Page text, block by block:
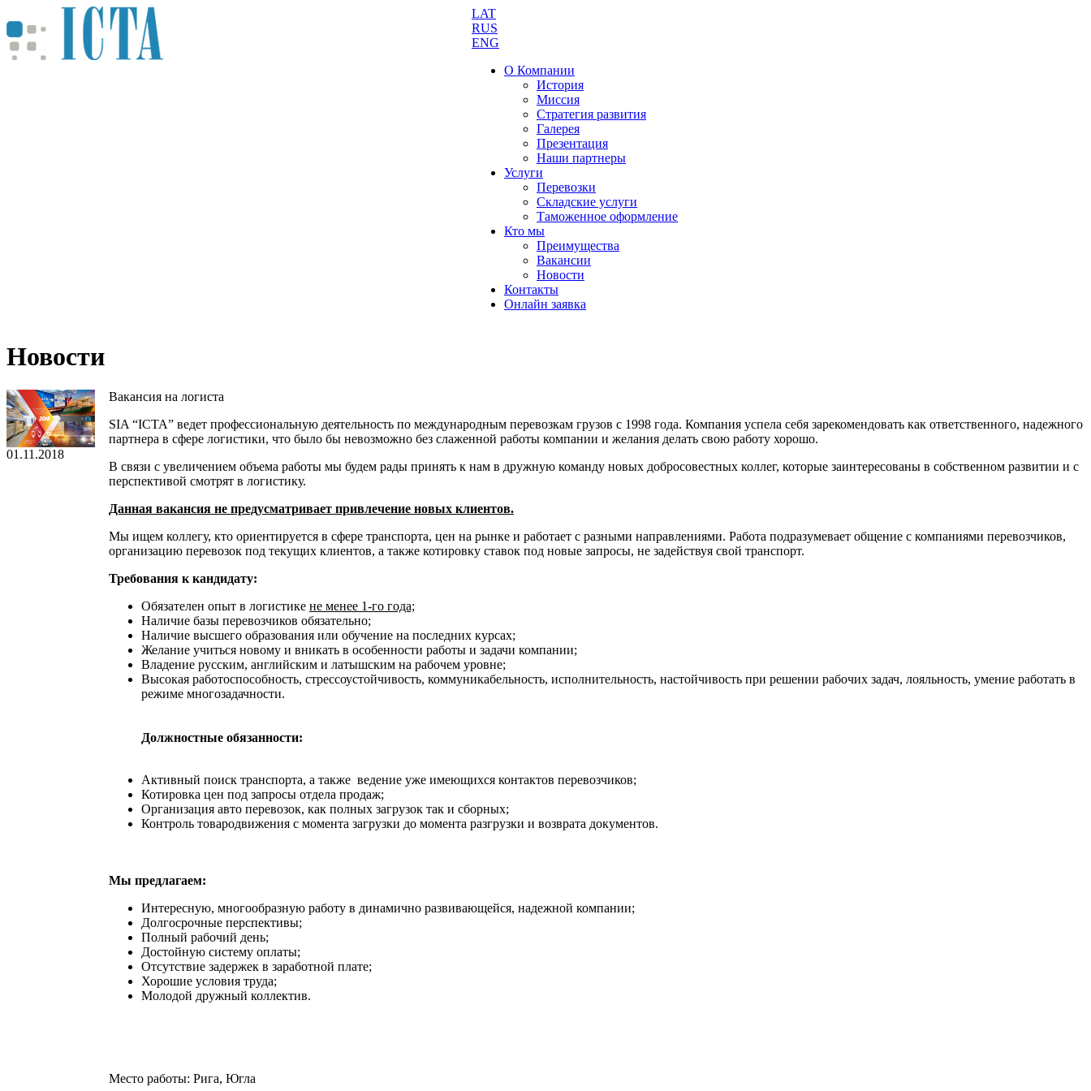
LAT
RUS
ENG
О Компании
История
Миссия
Стратегия развития
Галерея
Презентация
Наши партнеры
Услуги
Перевозки
Складские услуги
Таможенное оформление
Кто мы
Преимущества
Вакансии
Новости
Контакты
Онлайн заявка
Новости
01.11.2018
Вакансия на логиста
SIA “ICTA” ведет профессиональную деятельность по международным перевозкам грузов с 1998 года. Компания успела себя зарекомендовать как ответственного, надежного
партнера в сфере логистики, что было бы невозможно без слаженной работы компании и желания делать свою работу хорошо.
В связи с увеличением объема работы мы будем рады принять к нам в дружную команду новых добросовестных коллег, которые заинтересованы в собственном развитии и с
перспективой смотрят в логистику.
Данная вакансия не предусматривает привлечение новых клиентов.
Мы ищем коллегу, кто ориентируется в сфере транспорта, цен на рынке и работает с разными направлениями. Работа подразумевает общение с компаниями перевозчиков,
организацию перевозок под текущих клиентов, а также котировку ставок под новые запросы, не задействуя свой транспорт.
Требования к кандидату:
Обязателен опыт в логистике не менее 1-го года;
Наличие базы перевозчиков обязательно;
Наличие высшего образования или обучение на последних курсах;
Желание учиться новому и вникать в особенности работы и задачи компании;
Владение русским, английским и латышским на рабочем уровне;
Высокая работоспособность, стрессоустойчивость, коммуникабельность, исполнительность, настойчивость при решении рабочих задач, лояльность, умение работать в
режиме многозадачности.
Должностные обязанности:
Активный поиск транспорта, а также ведение уже имеющихся контактов перевозчиков;
Котировка цен под запросы отдела продаж;
Организация авто перевозок, как полных загрузок так и сборных;
Контроль товародвижения с момента загрузки до момента разгрузки и возврата документов.
Мы предлагаем:
Интересную, многообразную работу в динамично развивающейся, надежной компании;
Долгосрочные перспективы;
Полный рабочий день;
Достойную систему оплаты;
Отсутствие задержек в заработной плате;
Хорошие условия труда;
Молодой дружный коллектив.
Место работы: Рига, Югла